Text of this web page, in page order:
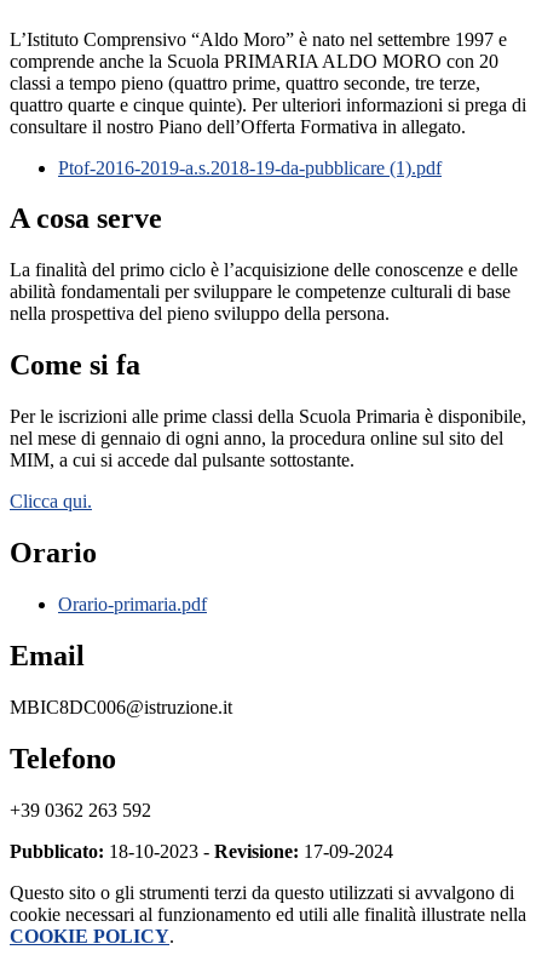
L’Istituto Comprensivo “Aldo Moro” è nato nel settembre 1997 e
comprende anche la Scuola PRIMARIA ALDO MORO con 20
classi a tempo pieno (quattro prime, quattro seconde, tre terze,
quattro quarte e cinque quinte). Per ulteriori informazioni si prega di
consultare il nostro Piano dell’Offerta Formativa in allegato.
Ptof-2016-2019-a.s.2018-19-da-pubblicare (1).pdf
A cosa serve
La finalità del primo ciclo è l’acquisizione delle conoscenze e delle
abilità fondamentali per sviluppare le competenze culturali di base
nella prospettiva del pieno sviluppo della persona.
Come si fa
Per le iscrizioni alle prime classi della Scuola Primaria è disponibile,
nel mese di gennaio di ogni anno, la procedura online sul sito del
MIM, a cui si accede dal pulsante sottostante.
Clicca qui.
Orario
Orario-primaria.pdf
Email
MBIC8DC006@istruzione.it
Telefono
+39 0362 263 592
Pubblicato: 18-10-2023 - Revisione: 17-09-2024
Questo sito o gli strumenti terzi da questo utilizzati si avvalgono di
cookie necessari al funzionamento ed utili alle finalità illustrate nella
COOKIE POLICY.